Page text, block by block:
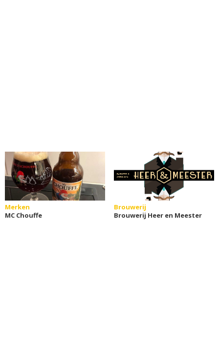
Merken
MC Chouffe
Brouwerij
Brouwerij Heer en Meester